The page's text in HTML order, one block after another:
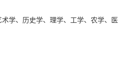
学、历史学、理学、工学、农学、医